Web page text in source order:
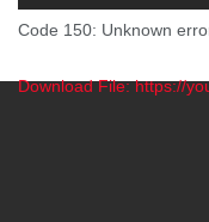
Code 150: Unknown
Download File: https://